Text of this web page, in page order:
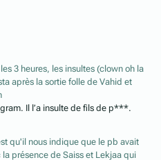
3 heures, les insultes (clown oh la
après la sortie folle de Vahid et
Il l’a insulte de fils de p***.
qu'il nous indique que le pb avait
présence de Saiss et Lekjaa qui